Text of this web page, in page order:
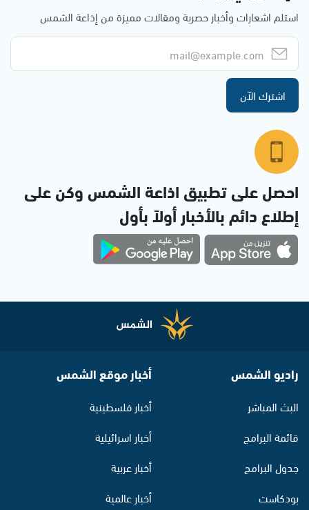
استلم اشعارات وأخبار حصرية ومقالات مميزة من إذاعة الشمس
اشترك الآن
احصل على تطبيق اذاعة الشمس وكن على
إطلاع دائم بالأخبار أولاً بأول
راديو الشمس
البث المباشر
قائمة البرامج
جدول البرامج
بودكاست
أخبار موقع الشمس
أخبار فلسطينية
أخبار اسرائيلية
أخبار عربية
أخبار عالمية